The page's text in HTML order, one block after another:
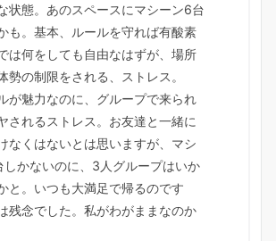
状態。あのスペースにマシーン6台
も。基本、ルールを守れば有酸素
は何をしても自由なはずが、場所
勢の制限をされる、ストレス。
が魅力なのに、グループで来られ
されるストレス。お友達と一緒に
なくはないとは思いますが、マシ
しかないのに、3人グループはいか
と。いつも大満足で帰るのです
残念でした。私がわがままなのか